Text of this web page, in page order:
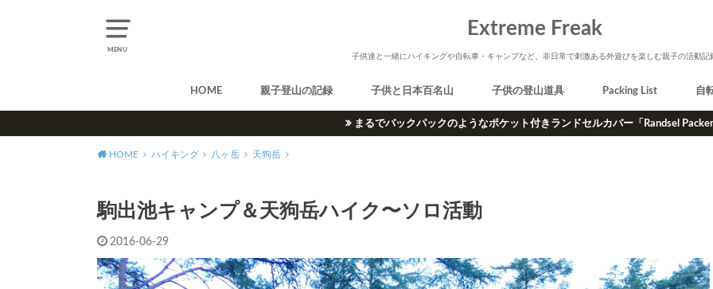
MENU
Extreme Freak
子供達と一緒にハイキングや自転車・キャンプなど、非日常で刺激ある外遊びを楽しむ親子の活動記
HOME 親子登山の記録 子供と日本百名山 子供の登山道具 Packing List 自
まるでバックパックのようなポケット付きランドセルカバー「Randsel Packer
HOME ハイキング 八ヶ岳 天狗岳
駒出池キャンプ＆天狗岳ハイク〜ソロ活動
2016-06-29